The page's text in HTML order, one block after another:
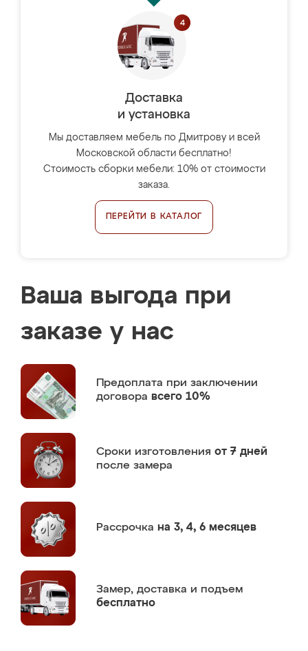
Доставка
и установка
Мы доставляем мебель по Дмитрову и всей
Московской области бесплатно!
Стоимость сборки мебели: 10% от стоимости
заказа.
ПЕРЕЙТИ В КАТАЛОГ
Ваша выгода при
заказе у нас
Предоплата при заключении
договора всего 10%
Сроки изготовления от 7 дней
после замера
Рассрочка на 3, 4, 6 месяцев
Замер, доставка и подъем
бесплатно